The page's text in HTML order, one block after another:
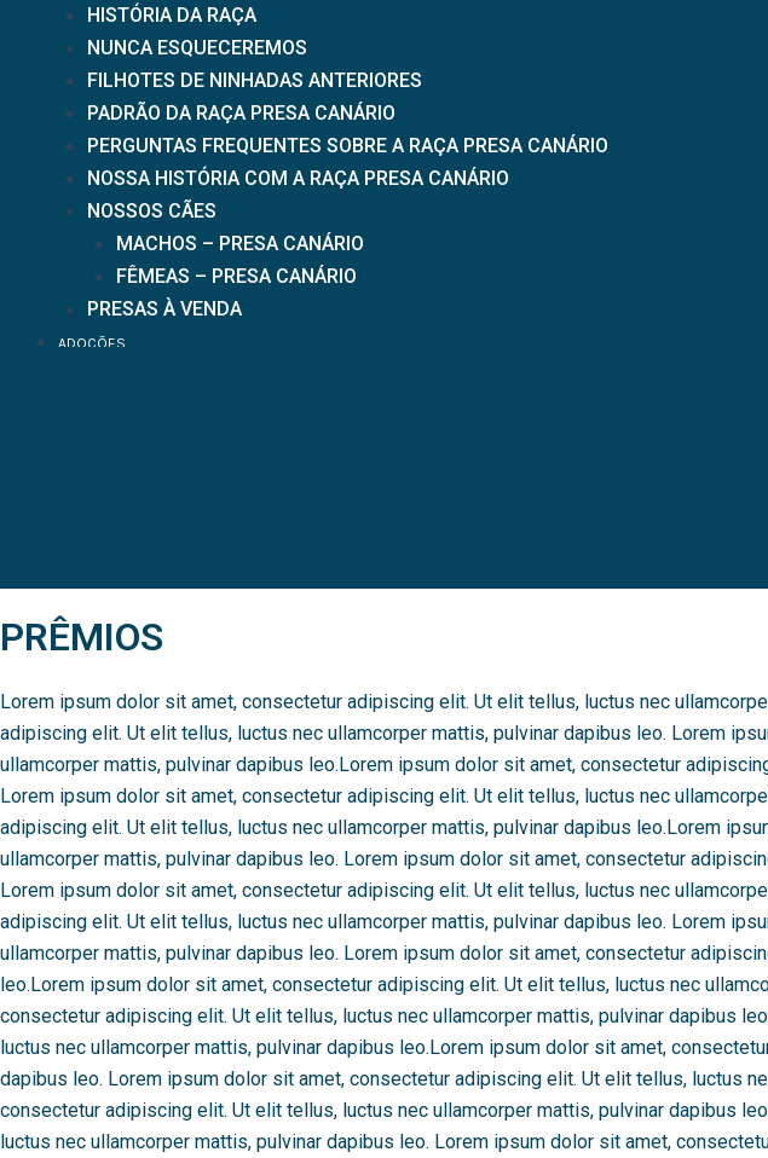
HISTÓRIA DA RAÇA
NUNCA ESQUECEREMOS
FILHOTES DE NINHADAS ANTERIORES
PADRÃO DA RAÇA PRESA CANÁRIO
PERGUNTAS FREQUENTES SOBRE A RAÇA PRESA CANÁRIO
NOSSA HISTÓRIA COM A RAÇA PRESA CANÁRIO
NOSSOS CÃES
MACHOS – PRESA CANÁRIO
FÊMEAS – PRESA CANÁRIO
PRESAS À VENDA
ADOÇÕES
PRÊMIOS
Lorem ipsum dolor sit amet, consectetur adipiscing elit. Ut elit tellus, luctus nec
adipiscing elit. Ut elit tellus, luctus nec ullamcorper mattis, pulvinar dapibus leo. Lorem
ullamcorper mattis, pulvinar dapibus leo.Lorem ipsum dolor sit amet, consectetur
Lorem ipsum dolor sit amet, consectetur adipiscing elit. Ut elit tellus, luctus nec
adipiscing elit. Ut elit tellus, luctus nec ullamcorper mattis, pulvinar dapibus leo.Lorem
ullamcorper mattis, pulvinar dapibus leo. Lorem ipsum dolor sit amet, consectetur
Lorem ipsum dolor sit amet, consectetur adipiscing elit. Ut elit tellus, luctus nec
adipiscing elit. Ut elit tellus, luctus nec ullamcorper mattis, pulvinar dapibus leo. Lorem
ullamcorper mattis, pulvinar dapibus leo. Lorem ipsum dolor sit amet, consectetur
leo.Lorem ipsum dolor sit amet, consectetur adipiscing elit. Ut elit tellus, luctus nec
consectetur adipiscing elit. Ut elit tellus, luctus nec ullamcorper mattis, pulvinar dapibus
luctus nec ullamcorper mattis, pulvinar dapibus leo.Lorem ipsum dolor sit amet,
dapibus leo. Lorem ipsum dolor sit amet, consectetur adipiscing elit. Ut elit tellus, luctus
consectetur adipiscing elit. Ut elit tellus, luctus nec ullamcorper mattis, pulvinar dapibus
luctus nec ullamcorper mattis, pulvinar dapibus leo. Lorem ipsum dolor sit amet,